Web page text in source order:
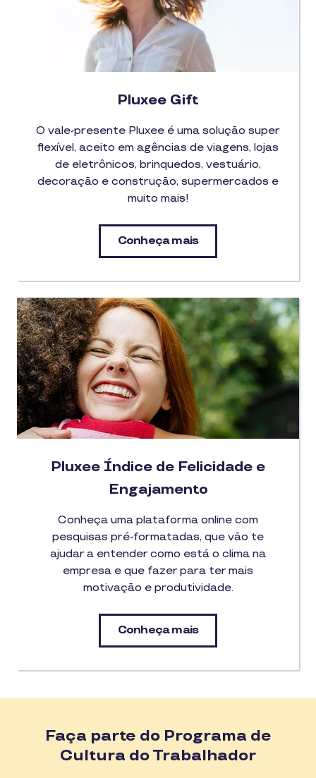
Pluxee Gift
O vale-presente Pluxee é uma solução super
flexível, aceito em agências de viagens, lojas
de eletrônicos, brinquedos, vestuário,
decoração e construção, supermercados e
muito mais!
Conheça mais
Pluxee Índice de Felicidade e
Engajamento
Conheça uma plataforma online com
pesquisas pré-formatadas, que vão te
ajudar a entender como está o clima na
empresa e que fazer para ter mais
motivação e produtividade.
Conheça mais
Faça parte do Programa de
Cultura do Trabalhador